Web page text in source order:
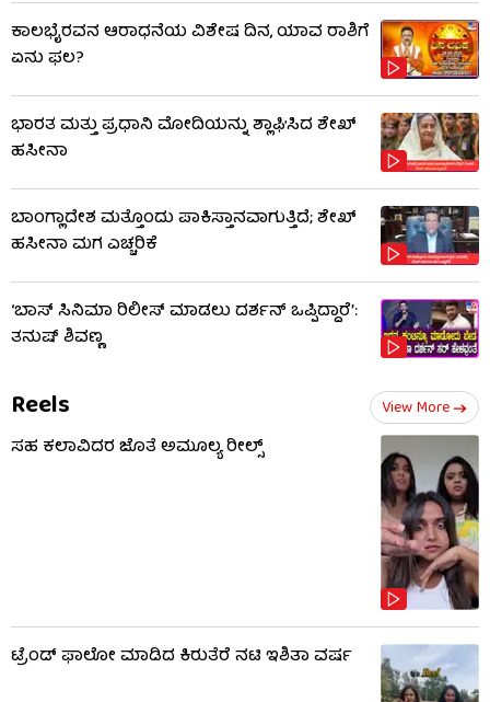
ಕಾಲಭೈರವನ ಆರಾಧನೆಯ ವಿಶೇಷ ದಿನ, ಯಾವ ರಾಶಿಗೆ
ಏನು ಫಲ?
ಭಾರತ ಮತ್ತು ಪ್ರಧಾನಿ ಮೋದಿಯನ್ನು ಶ್ಲಾಘಿಸಿದ ಶೇಖ್
ಹಸೀನಾ
ಬಾಂಗ್ಲಾದೇಶ ಮತ್ತೊಂದು ಪಾಕಿಸ್ತಾನವಾಗುತ್ತಿದೆ; ಶೇಖ್
ಹಸೀನಾ ಮಗ ಎಚ್ಚರಿಕೆ
‘ಬಾಸ್ ಸಿನಿಮಾ ರಿಲೀಸ್ ಮಾಡಲು ದರ್ಶನ್ ಒಪ್ಪಿದ್ದಾರೆ’:
ತನುಷ್ ಶಿವಣ್ಣ
Reels View More
ಸಹ ಕಲಾವಿದರ ಜೊತೆ ಅಮೂಲ್ಯ ರೀಲ್ಸ್
ಟ್ರೆಂಡ್​​ ಫಾಲೋ ಮಾಡಿದ ಕಿರುತೆರೆ ನಟಿ ಇಶಿತಾ ವರ್ಷ